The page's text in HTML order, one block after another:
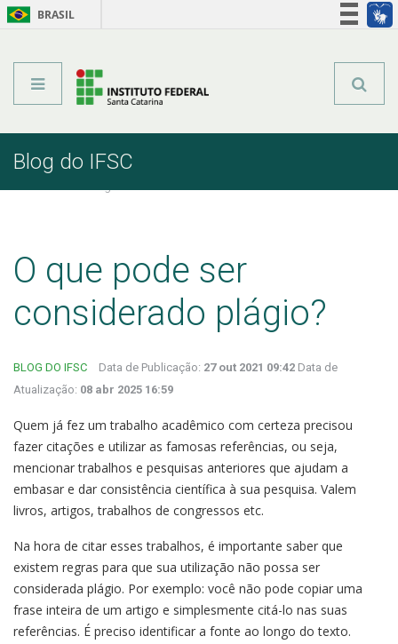
BRASIL
Blog do IFSC
Início Comunicação
O que pode ser
considerado plágio?
BLOG DO IFSC Data de Publicação: 27 out 2021 09:42 Data de
Atualização: 08 abr 2025 16:59
Quem já fez um trabalho acadêmico com certeza precisou
fazer citações e utilizar as famosas referências, ou seja,
mencionar trabalhos e pesquisas anteriores que ajudam a
embasar e dar consistência científica à sua pesquisa. Valem
livros, artigos, trabalhos de congressos etc.
Na hora de citar esses trabalhos, é importante saber que
existem regras para que sua utilização não possa ser
considerada plágio. Por exemplo: você não pode copiar uma
frase inteira de um artigo e simplesmente citá-lo nas suas
referências. É preciso identificar a fonte ao longo do texto.